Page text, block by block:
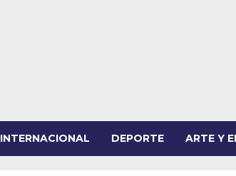
INTERNACIONAL DEPORTE ARTE Y